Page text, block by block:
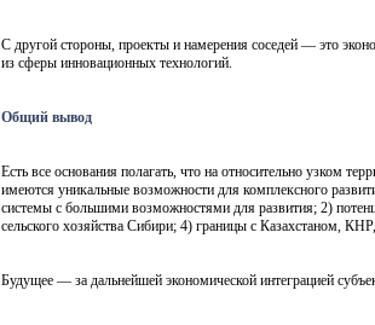
С другой стороны, проекты и намерения соседей — это
из сферы инновационных технологий.
Общий вывод
Есть все основания полагать, что на относительно узком
имеются уникальные возможности для комплексного
системы с большими возможностями для развития; 2)
сельского хозяйства Сибири; 4) границы с Казахстаном,
Будущее — за дальнейшей экономической интеграцией